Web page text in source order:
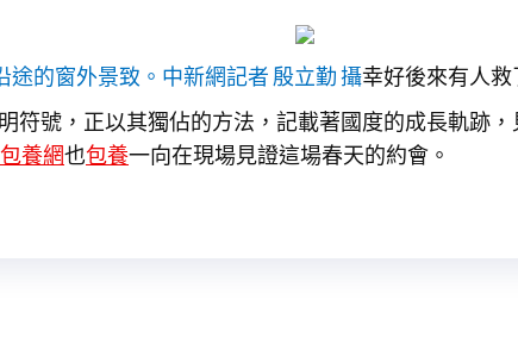
途的窗外景致。中新網記者 殷立勤 攝幸好後來有人
符號，正以其獨佔的方法，記載著國度的成長軌跡
養網也包養一向在現場見證這場春天的約會。